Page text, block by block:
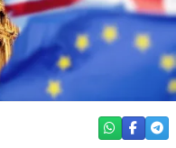
WHATSAPP